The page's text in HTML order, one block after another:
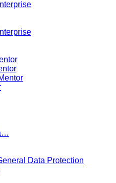
Data Protection